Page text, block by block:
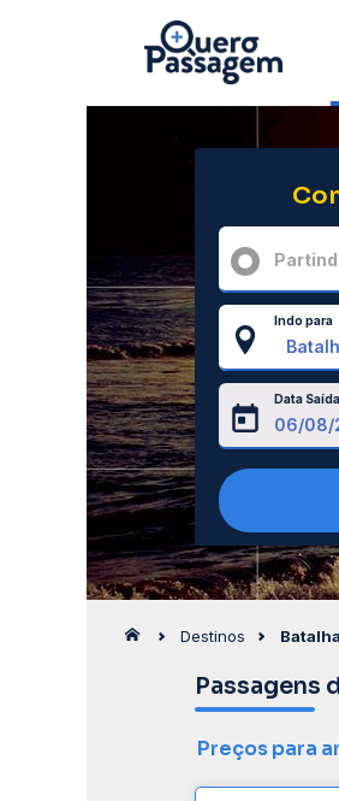
Indo para
Data Saída
Destinos Batalha
Passagens
Preços para